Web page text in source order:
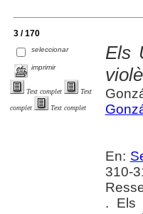
3 / 170
seleccionar
imprimir
Text complet Text
complet Text complet
Els
En:
310-
. Els